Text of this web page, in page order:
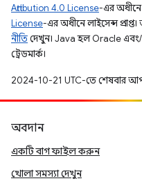
Attribution 4.0 License-এর
License-এর অধীনে লাইসেন্স
নীতিদেখুন। Java হল Oracle এবং/
ট্রেডমার্ক।
2024-10-21 UTC-তে শেষবার
অবদান
একটি বাগ ফাইল করুন
খোলা সমস্যা দেখুন